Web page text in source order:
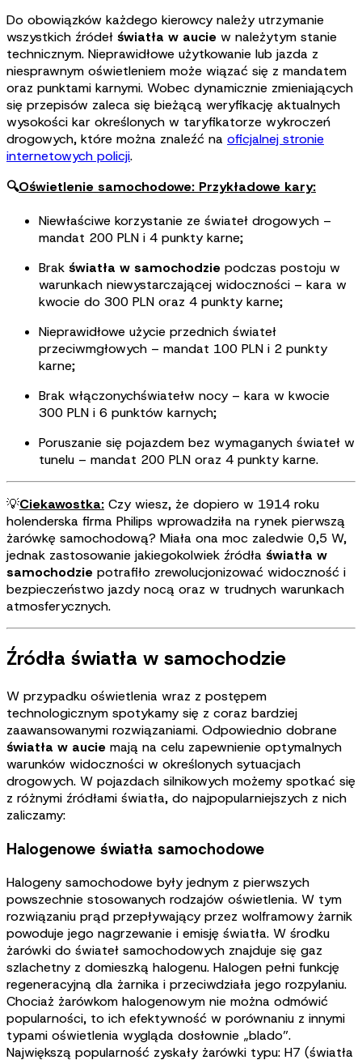
Do obowiązków każdego kierowcy należy utrzymanie
wszystkich źródeł światła w aucie w należytym stanie
technicznym. Nieprawidłowe użytkowanie lub jazda z
niesprawnym oświetleniem może wiązać się z mandatem
oraz punktami karnymi. Wobec dynamicznie zmieniających
się przepisów zaleca się bieżącą weryfikację aktualnych
wysokości kar określonych w taryfikatorze wykroczeń
drogowych, które można znaleźć na oficjalnej stronie
internetowych policji.
🔍Oświetlenie samochodowe: Przykładowe kary:
Niewłaściwe korzystanie ze świateł drogowych –
mandat 200 PLN i 4 punkty karne;
Brak światła w samochodzie podczas postoju w
warunkach niewystarczającej widoczności – kara w
kwocie do 300 PLN oraz 4 punkty karne;
Nieprawidłowe użycie przednich świateł
przeciwmgłowych – mandat 100 PLN i 2 punkty
karne;
Brak włączonychświatełw nocy – kara w kwocie
300 PLN i 6 punktów karnych;
Poruszanie się pojazdem bez wymaganych świateł w
tunelu – mandat 200 PLN oraz 4 punkty karne.
💡Ciekawostka: Czy wiesz, że dopiero w 1914 roku
holenderska firma Philips wprowadziła na rynek pierwszą
żarówkę samochodową? Miała ona moc zaledwie 0,5 W,
jednak zastosowanie jakiegokolwiek źródła światła w
samochodzie potrafiło zrewolucjonizować widoczność i
bezpieczeństwo jazdy nocą oraz w trudnych warunkach
atmosferycznych.
Źródła światła w samochodzie
W przypadku oświetlenia wraz z postępem
technologicznym spotykamy się z coraz bardziej
zaawansowanymi rozwiązaniami. Odpowiednio dobrane
światła w aucie mają na celu zapewnienie optymalnych
warunków widoczności w określonych sytuacjach
drogowych. W pojazdach silnikowych możemy spotkać się
z różnymi źródłami światła, do najpopularniejszych z nich
zaliczamy:
Halogenowe światła samochodowe
Halogeny samochodowe były jednym z pierwszych
powszechnie stosowanych rodzajów oświetlenia. W tym
rozwiązaniu prąd przepływający przez wolframowy żarnik
powoduje jego nagrzewanie i emisję światła. W środku
żarówki do świateł samochodowych znajduje się gaz
szlachetny z domieszką halogenu. Halogen pełni funkcję
regeneracyjną dla żarnika i przeciwdziała jego rozpylaniu.
Chociaż żarówkom halogenowym nie można odmówić
popularności, to ich efektywność w porównaniu z innymi
typami oświetlenia wygląda dosłownie „blado”.
Największą popularność zyskały żarówki typu: H7 (światła